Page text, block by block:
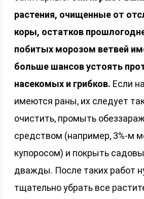
растения, очищенные от
коры, остатков
побитых морозом ветвей
больше шансов устоять
насекомых и грибков. Если
имеются раны, их следует
очистить, промыть
средством (например, 3%-м
купоросом) и покрыть
дважды. После таких работ
тщательно убрать все